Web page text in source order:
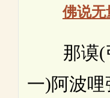
佛说
那谟(引
一)阿波